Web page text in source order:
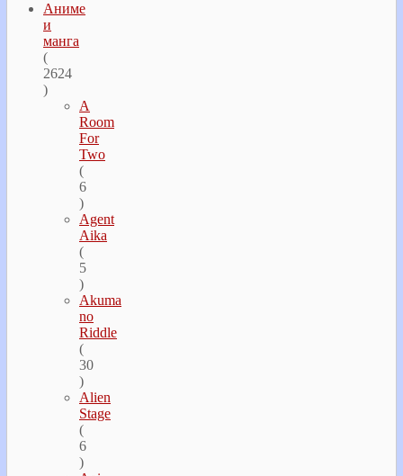
Аниме
и
манга
(
2624
)
A
Room
For
Two
(
6
)
Agent
Aika
(
5
)
Akuma
no
Riddle
(
30
)
Alien
Stage
(
6
)